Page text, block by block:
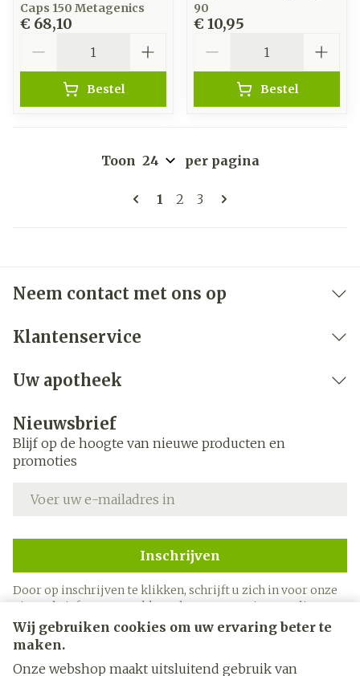
Wij gebruiken cookies om uw ervaring beter te
maken.
Onze webshop maakt uitsluitend gebruik van
Caps 150 Metagenics
€ 68,10
Bestel
90
€ 10,95
Bestel
Pagina's
U lees momenteel pagina
1 Pagina
2 Pagina
3
Toon per pagina
Neem contact met ons op
Klantenservice
Uw apotheek
Nieuwsbrief
Blijf op de hoogte van nieuwe producten en
promoties
Inschrijven
Door op inschrijven te klikken, schrijft u zich in voor onze
nieuwsbrief en gaat u akkoord met onzeprivacy policy.